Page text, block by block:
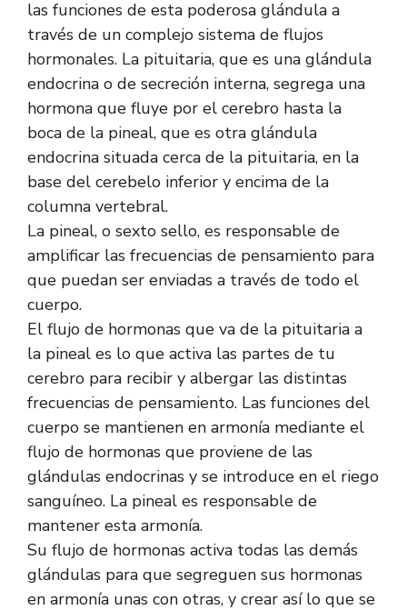
las funciones de esta poderosa glándula a
través de un complejo sistema de flujos
hormonales. La pituitaria, que es una glándula
endocrina o de secreción interna, segrega una
hormona que fluye por el cerebro hasta la
boca de la pineal, que es otra glándula
endocrina situada cerca de la pituitaria, en la
base del cerebelo inferior y encima de la
columna vertebral.
La pineal, o sexto sello, es responsable de
amplificar las frecuencias de pensamiento para
que puedan ser enviadas a través de todo el
cuerpo.
El flujo de hormonas que va de la pituitaria a
la pineal es lo que activa las partes de tu
cerebro para recibir y albergar las distintas
frecuencias de pensamiento. Las funciones del
cuerpo se mantienen en armonía mediante el
flujo de hormonas que proviene de las
glándulas endocrinas y se introduce en el riego
sanguíneo. La pineal es responsable de
mantener esta armonía.
Su flujo de hormonas activa todas las demás
glándulas para que segreguen sus hormonas
en armonía unas con otras, y crear así lo que se